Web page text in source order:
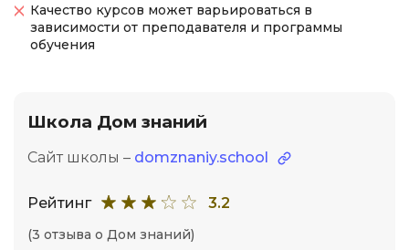
Качество курсов может варьироваться в
зависимости от преподавателя и программы
обучения
Школа Дом знаний
Сайт школы – domznaniy.school
Рейтинг 3.2
(3 отзыва о Дом знаний)